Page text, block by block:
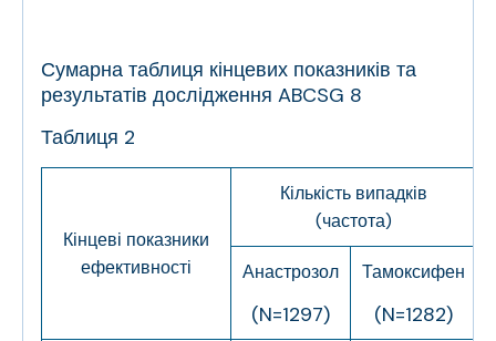
Сумарна таблиця кінцевих показників та
результатів дослідження ABCSG 8
Таблиця 2
Кінцеві показники
ефективності
Кількість випадків
(частота)
Анастрозол
(N=1297)
Тамоксифен
(N=1282)